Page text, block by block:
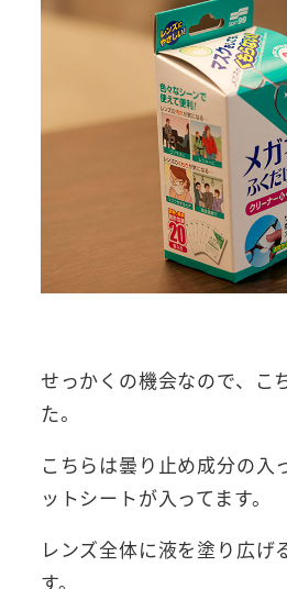
せっかくの機会なので、こ
た。
こちらは曇り止め成分の入
ットシートが入ってます。
レンズ全体に液を塗り広げ
す。